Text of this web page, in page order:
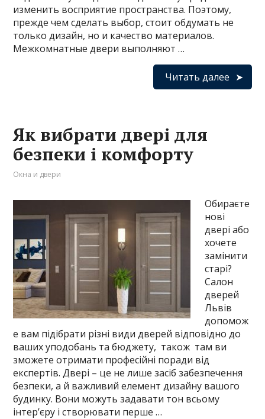
изменить восприятие пространства. Поэтому,
прежде чем сделать выбор, стоит обдумать не
только дизайн, но и качество материалов.
Межкомнатные двери выполняют …
Читать далее
Як вибрати двері для
безпеки і комфорту
Окна и двери
Обираєте
нові
двері або
хочете
замінити
старі?
Салон
дверей
Львів
допомож
е вам підібрати різні види дверей відповідно до
ваших уподобань та бюджету, також там ви
зможете отримати професійні поради від
експертів. Двері – це не лише засіб забезпечення
безпеки, а й важливий елемент дизайну вашого
будинку. Вони можуть задавати тон всьому
інтер’єру і створювати перше …